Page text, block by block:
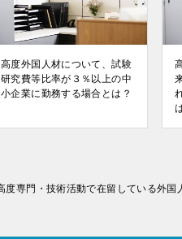
高度外国人材について、試験
研究費等比率が３％以上の中
小企業に勤務する場合とは？